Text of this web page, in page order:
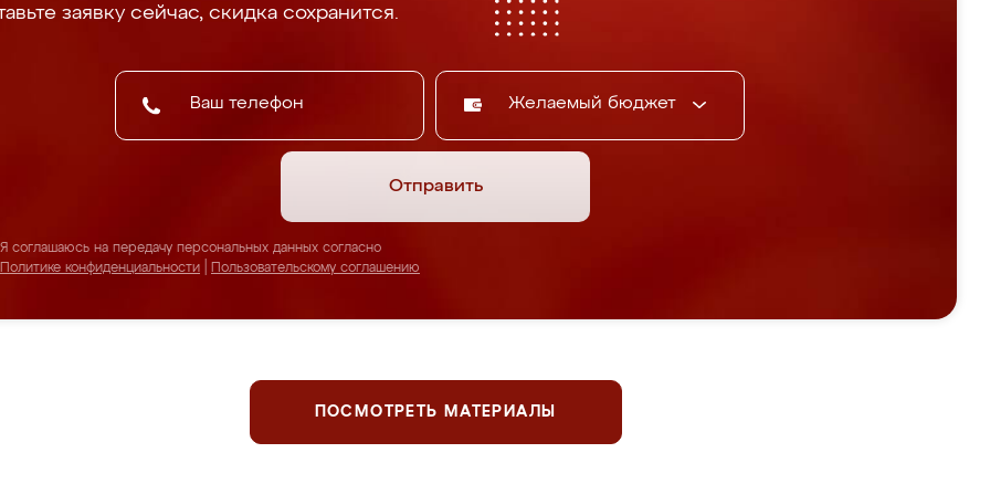
заявку сейчас, скидка сохранится.
Желаемый бюджет
Отправить
Я соглашаюсь на передачу персональных данных согласно
Политике конфиденциальности
Пользовательскому соглашению
ПОСМОТРЕТЬ МАТЕРИАЛЫ